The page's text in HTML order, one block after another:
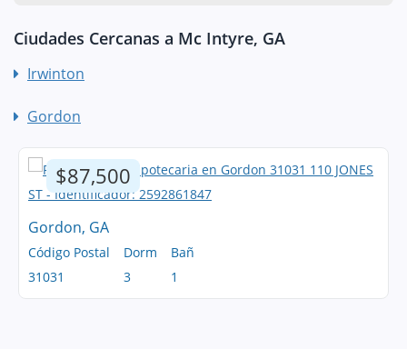
Ciudades Cercanas a Mc Intyre, GA
Irwinton
Gordon
$87,500
Gordon, GA
Código Postal
31031
Dorm
3
Bañ
1